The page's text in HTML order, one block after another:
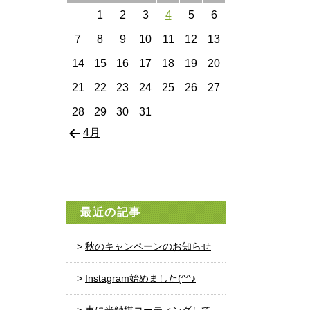
1 2 3 4 5 6
7 8 9 10 11 12 13
14 15 16 17 18 19 20
21 22 23 24 25 26 27
28 29 30
31
4月
最近の記事
秋のキャンペーンのお知らせ
Instagram始めました(^^♪